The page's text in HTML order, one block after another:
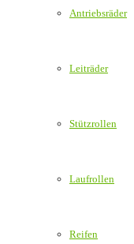
Antriebsräder
Leiträder
Stützrollen
Laufrollen
Reifen